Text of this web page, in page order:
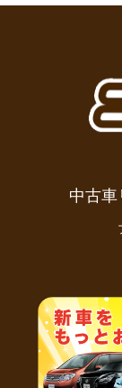
中古